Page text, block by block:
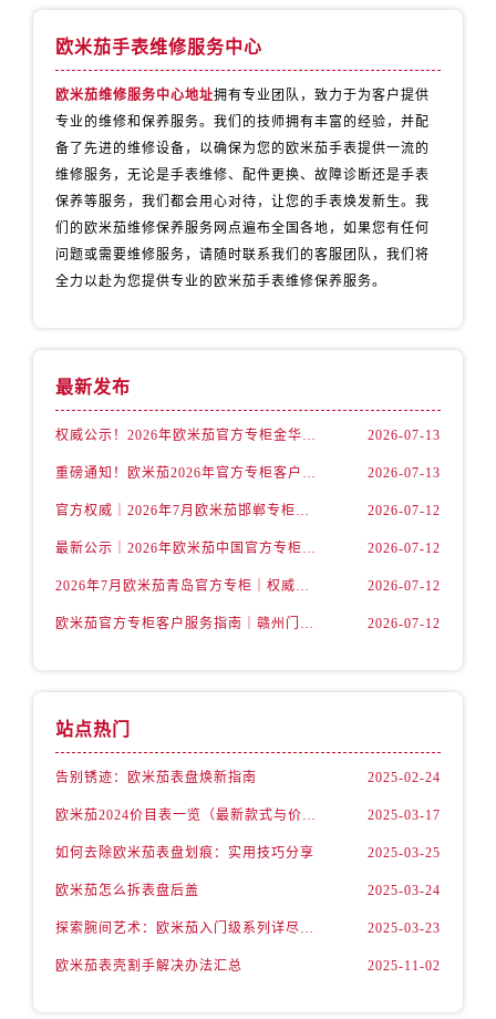
内蒙古自治区包头市青山区幸福路甲3号王府井百货名表维修售后服务中心（需提前预约）
山西省晋中市榆次区顺城街售后服务中心（需提前预约）
天津市和平区赤峰道136号天津国际金融中心26层2603室售后服务中心（需提前预约）
安徽省蚌埠市蚌山区淮河路售后服务中心（需提前预约）
欧米茄手表维修服务中心
欧米茄维修服务中心地址拥有专业团队，致力于为客户提供
专业的维修和保养服务。我们的技师拥有丰富的经验，并配
备了先进的维修设备，以确保为您的欧米茄手表提供一流的
维修服务，无论是手表维修、配件更换、故障诊断还是手表
保养等服务，我们都会用心对待，让您的手表焕发新生。我
们的欧米茄维修保养服务网点遍布全国各地，如果您有任何
问题或需要维修服务，请随时联系我们的客服团队，我们将
全力以赴为您提供专业的欧米茄手表维修保养服务。
最新发布
权威公示！2026年欧米茄官方专柜金华客户服务热线已更新（7月核实） 2026-07-13
重磅通知！欧米茄2026年官方专柜客户服务升级｜7月起金华专柜信息及联络热线全新公示 2026-07-13
官方权威｜2026年7月欧米茄邯郸专柜客户服务电话及信息大全 2026-07-12
最新公示｜2026年欧米茄中国官方专柜客户电话及专柜名录7月更新 2026-07-12
2026年7月欧米茄青岛官方专柜｜权威客户服务核验攻略与联络热线公告 2026-07-12
欧米茄官方专柜客户服务指南｜赣州门店信息+官方热线全公开（2026年7月最新） 2026-07-12
站点热门
告别锈迹：欧米茄表盘焕新指南 2025-02-24
欧米茄2024价目表一览（最新款式与价格解析） 2025-03-17
如何去除欧米茄表盘划痕：实用技巧分享 2025-03-25
欧米茄怎么拆表盘后盖 2025-03-24
探索腕间艺术：欧米茄入门级系列详尽指南 2025-03-23
欧米茄表壳割手解决办法汇总 2025-11-02